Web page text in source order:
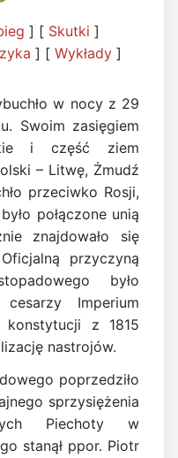
] [ Skutki ]
] [ Wykłady ]
w nocy z 29
Swoim zasięgiem
i część ziem
– Litwę, Żmudź
przeciwko Rosji,
połączone unią
znajdowało się
przyczyną
było
Imperium
konstytucji z 1815
nastrojów.
poprzedziło
sprzysiężenia
Piechoty w
stanął ppor. Piotr